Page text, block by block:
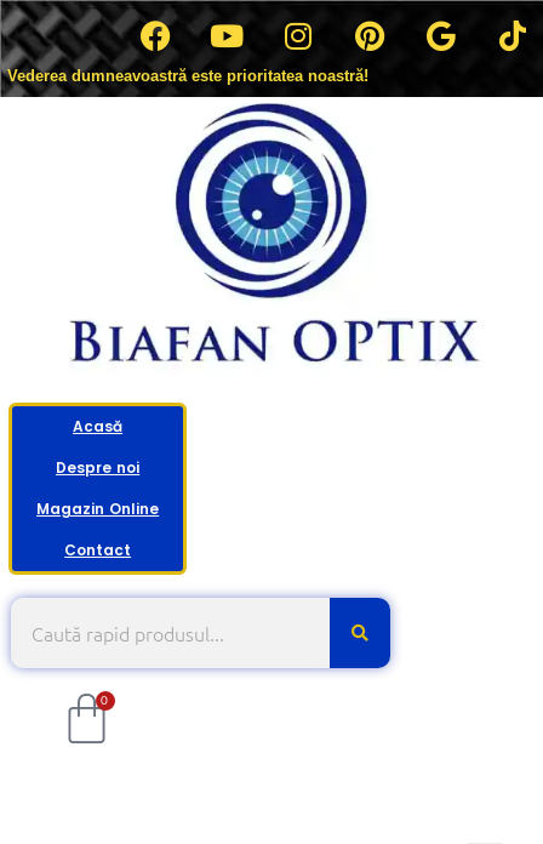
Vederea dumneavoastră este prioritatea noastră!
Acasă
Despre noi
Magazin Online
Contact
0